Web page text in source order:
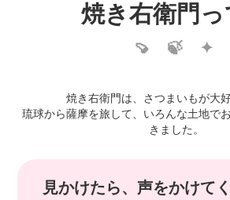
焼き右衛門っ
焼き右衛門は、さつまいもが大好
琉球から薩摩を旅して、いろんな土地で
きました。
見かけたら、声をかけて